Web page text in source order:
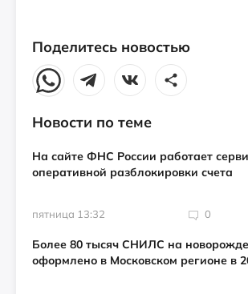
Поделитесь новостью
Новости по теме
На сайте ФНС России работает
оперативной разблокировки счета
пятница 13:32 0
Более 80 тысяч СНИЛС на
оформлено в Московском регионе в